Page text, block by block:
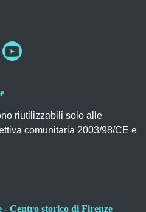
riutilizzabili solo alle
comunitaria 2003/98/CE e
Centro storico di Firenze